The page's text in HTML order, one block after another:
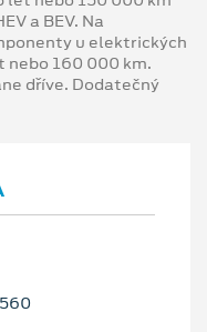
a BEV. Na
u elektrických
nebo 160 000 km.
dříve. Dodatečný